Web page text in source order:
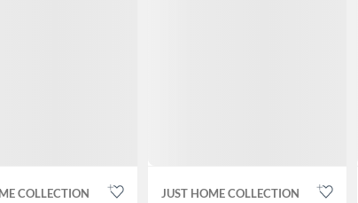
COLLECTION JUST HOME COLLECTION